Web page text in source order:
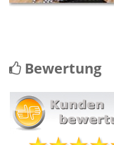
Bewertung